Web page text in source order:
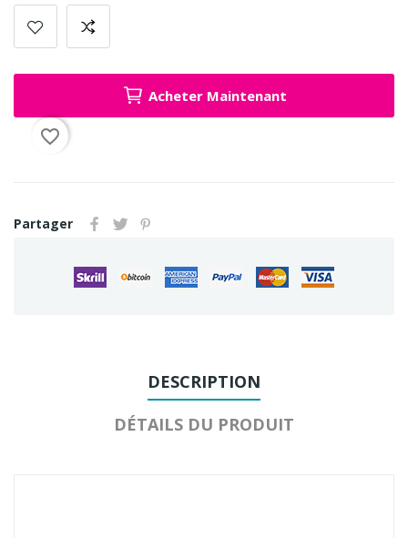
Acheter Maintenant
favorite_border
Partager
DESCRIPTION
DÉTAILS DU PRODUIT